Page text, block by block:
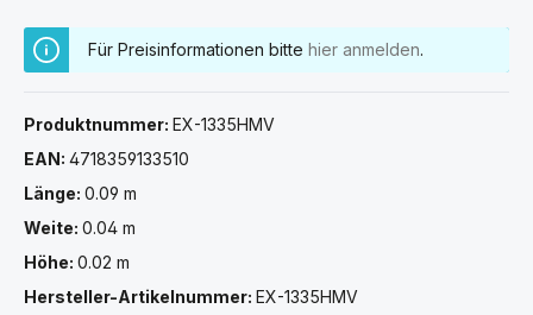
Für Preisinformationen bitte hier anmelden.
Produktnummer: EX-1335HMV
EAN: 4718359133510
Länge: 0.09 m
Weite: 0.04 m
Höhe: 0.02 m
Hersteller-Artikelnummer: EX-1335HMV